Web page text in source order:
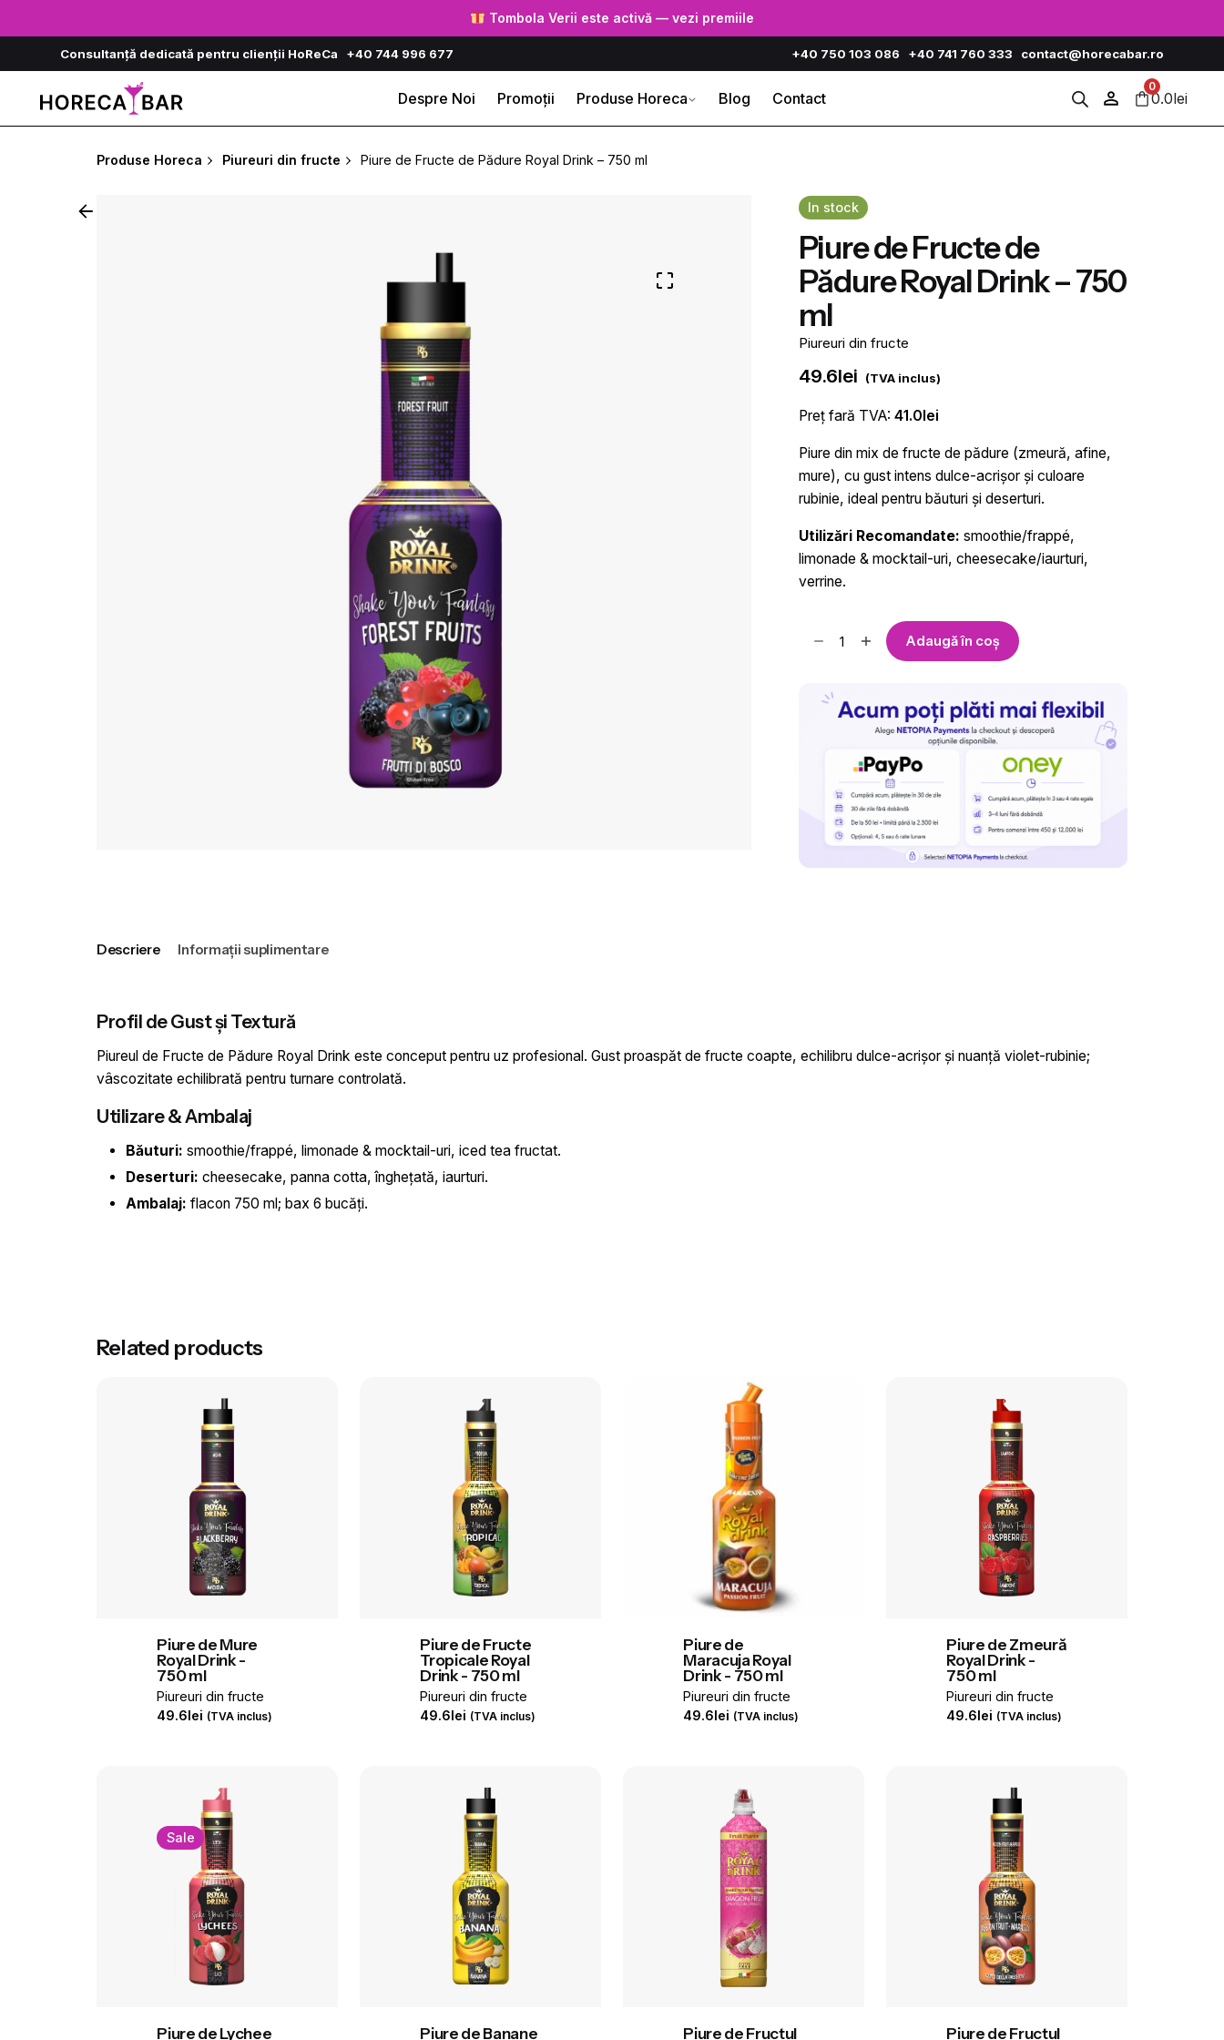
to
Tombola Verii este activă — vezi premiile
Consultanță dedicată pentru clienții HoReCa +40 744 996 677 +40 750 103 086 +40 741 760 333 contact@horecabar.ro
Despre Noi Promoții Produse Horeca Blog Contact
0
0.0lei
Produse Horeca Piureuri din fructe Piure de Fructe de Pădure Royal Drink – 750 ml
In stock
Piure de Fructe de
Pădure Royal Drink – 750
ml
Piureuri din fructe
49.6lei (TVA inclus)
Preț fară TVA: 41.0 lei
Piure din mix de fructe de pădure (zmeură, afine,
mure), cu gust intens dulce-acrișor și culoare
rubinie, ideal pentru băuturi și deserturi.
Utilizări Recomandate: smoothie/frappé,
limonade & mocktail-uri, cheesecake/iaurturi,
verrine.
Fructe
Adaugă în coș
Descriere Informații suplimentare
Profil de Gust și Textură
Piureul de Fructe de Pădure Royal Drink este conceput pentru uz profesional. Gust proaspăt de fructe coapte, echilibru dulce-acrișor și nuanță violet-rubinie;
vâscozitate echilibrată pentru turnare controlată.
Utilizare & Ambalaj
Băuturi: smoothie/frappé, limonade & mocktail-uri, iced tea fructat.
Deserturi: cheesecake, panna cotta, înghețată, iaurturi.
Ambalaj: flacon 750 ml; bax 6 bucăți.
Brand
Related products
Piure de Mure
Royal Drink -
750 ml
Piureuri din fructe
49.6lei (TVA inclus)
Piure de Fructe
Tropicale Royal
Drink - 750 ml
Piureuri din fructe
49.6lei (TVA inclus)
Piure de
Maracuja Royal
Drink - 750 ml
Piureuri din fructe
49.6lei (TVA inclus)
Piure de Zmeură
Royal Drink -
750 ml
Piureuri din fructe
49.6lei (TVA inclus)
Sale
Piure de Lychee
Piure de Banane
Piure de Fructul
Piure de Fructul